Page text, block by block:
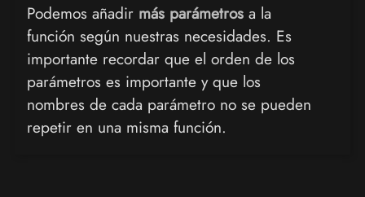
Podemos añadir más parámetrosa la
función según nuestras necesidades. Es
importante recordar que el orden de los
parámetros es importante y que los
nombres de cada parámetro no se pueden
repetir en una misma función.